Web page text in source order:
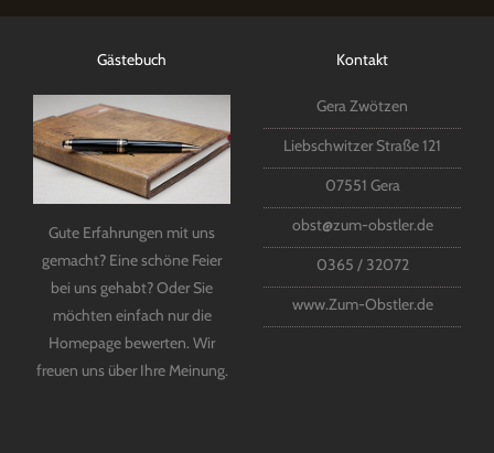
Gästebuch
Gute Erfahrungen mit uns
gemacht? Eine schöne Feier
bei uns gehabt? Oder Sie
möchten einfach nur die
Homepage bewerten. Wir
freuen uns über Ihre Meinung.
Kontakt
Gera Zwötzen
Liebschwitzer Straße 121
07551 Gera
obst@zum-obstler.de
0365 / 32072
www.Zum-Obstler.de